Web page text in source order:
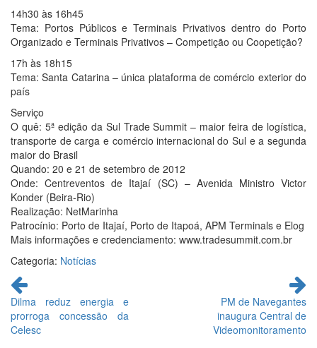
14h30 às 16h45
Tema: Portos Públicos e Terminais Privativos dentro do Porto
Organizado e Terminais Privativos – Competição ou Coopetição?
17h às 18h15
Tema: Santa Catarina – única plataforma de comércio exterior do
país
Serviço
O quê: 5ª edição da Sul Trade Summit – maior feira de logística,
transporte de carga e comércio internacional do Sul e a segunda
maior do Brasil
Quando: 20 e 21 de setembro de 2012
Onde: Centreventos de Itajaí (SC) – Avenida Ministro Victor
Konder (Beira-Rio)
Realização: NetMarinha
Patrocínio: Porto de Itajaí, Porto de Itapoá, APM Terminals e Elog
Mais informações e credenciamento: www.tradesummit.com.br
Categoria: Notícias
Continue
lendo
Dilma reduz energia e
prorroga concessão da
Celesc
PM de Navegantes
inaugura Central de
Videomonitoramento